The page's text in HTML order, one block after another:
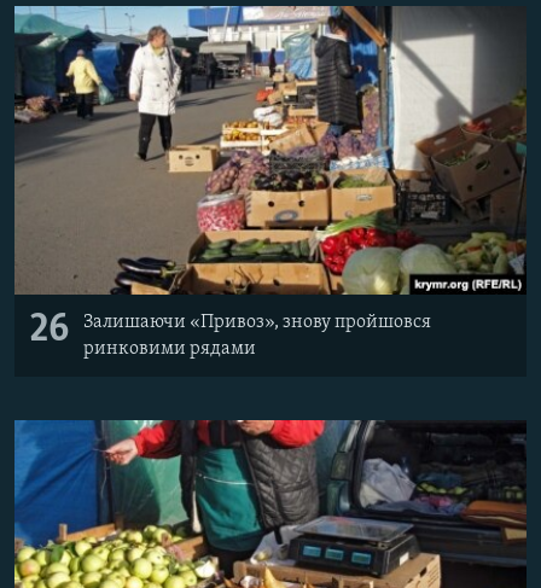
ВІДЕОУРОКИ «ELIFBE»
СВІДЧЕННЯ ОКУПАЦІЇ
УКРАЇНСЬКА ПРОБЛЕМА КРИМУ
ІНФОГРАФІКА
Русский
Qırımtatar
ДОЛУЧАЙСЯ!
Усі сайти RFE/RL
26
Залишаючи «Привоз», знову пройшовся
ринковими рядами